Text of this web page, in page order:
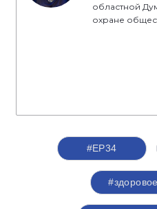
областной
охране
#ЕР34